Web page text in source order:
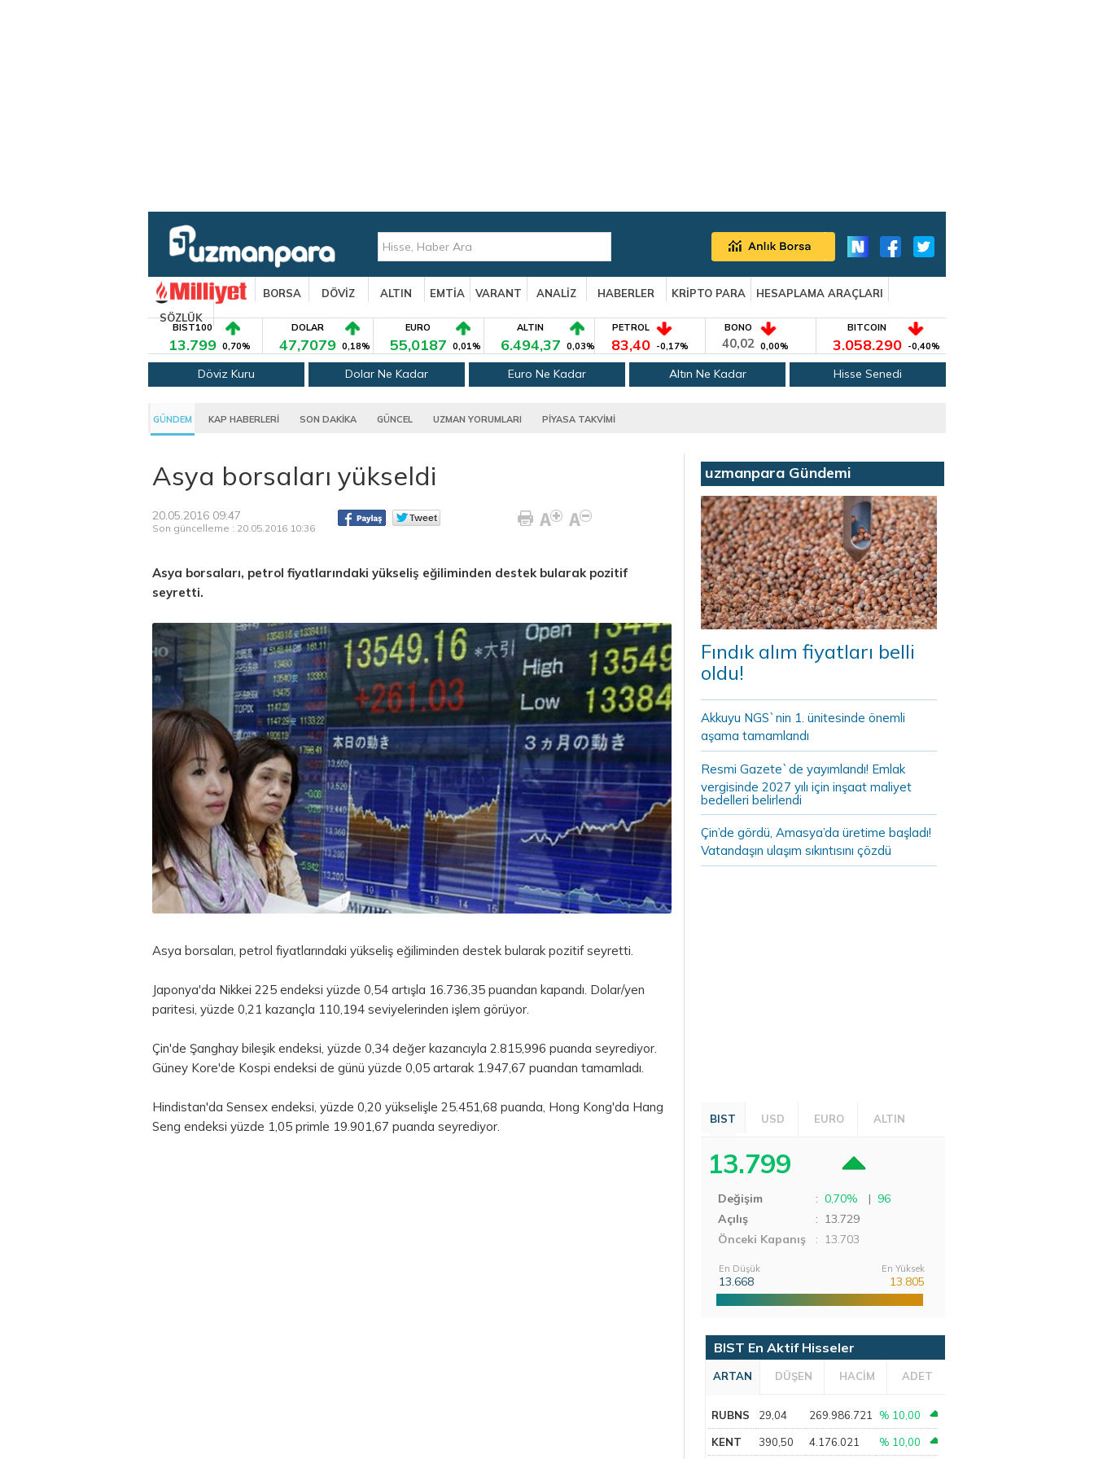
BORSA DÖVİZ ALTIN EMTİA VARANT ANALİZ HABERLER KRİPTO PARA
HESAPLAMA ARAÇLARI
SÖZLÜK
BIST100
13.799 0,70%
DOLAR
47,7079 0,18%
EURO
55,0187 0,01%
ALTIN
6.494,37 0,03%
PETROL
83,40 -0,17%
BONO
40,02 0,00%
BITCOIN
3.058.290 -0,40%
Döviz Kuru Dolar Ne Kadar Euro Ne Kadar Altın Ne Kadar Hisse Senedi
GÜNDEM KAP HABERLERİ SON DAKİKA GÜNCEL UZMAN YORUMLARI PİYASA TAKVİMİ
Asya borsaları yükseldi
20.05.2016 09:47
Son güncelleme : 20.05.2016 10:36
Asya borsaları, petrol fiyatlarındaki yükseliş eğiliminden destek bularak pozitif
seyretti.
Asya borsaları, petrol fiyatlarındaki yükseliş eğiliminden destek bularak pozitif seyretti.
Japonya'da Nikkei 225 endeksi yüzde 0,54 artışla 16.736,35 puandan kapandı. Dolar/yen
paritesi, yüzde 0,21 kazançla 110,194 seviyelerinden işlem görüyor.
Çin'de Şanghay bileşik endeksi, yüzde 0,34 değer kazancıyla 2.815,996 puanda seyrediyor.
Güney Kore'de Kospi endeksi de günü yüzde 0,05 artarak 1.947,67 puandan tamamladı.
Hindistan'da Sensex endeksi, yüzde 0,20 yükselişle 25.451,68 puanda, Hong Kong'da Hang
Seng endeksi yüzde 1,05 primle 19.901,67 puanda seyrediyor.
uzmanpara Gündemi
Fındık alım fiyatları belli
oldu!
Akkuyu NGS`nin 1. ünitesinde önemli
aşama tamamlandı
Resmi Gazete`de yayımlandı! Emlak
vergisinde 2027 yılı için inşaat maliyet
bedelleri belirlendi
Çin’de gördü, Amasya’da üretime başladı!
Vatandaşın ulaşım sıkıntısını çözdü
BIST USD EURO ALTIN
13.799
Değişim : 0,70% | 96
Açılış
: 13.729
Önceki Kapanış
: 13.703
En Düşük
13.668
En Yüksek
13.805
BIST En Aktif Hisseler
ARTAN DÜŞEN HACİM ADET
RUBNS 29,04 269.986.721 % 10,00
KENT 390,50 4.176.021 % 10,00